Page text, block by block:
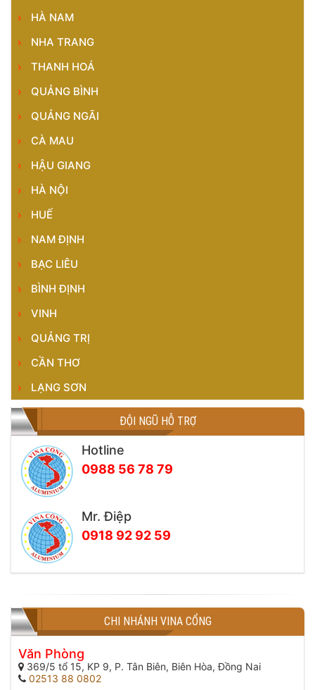
HÀ NAM
NHA TRANG
THANH HOÁ
QUẢNG BÌNH
QUẢNG NGÃI
CÀ MAU
HẬU GIANG
HÀ NỘI
HUẾ
NAM ĐỊNH
BẠC LIÊU
BÌNH ĐỊNH
VINH
QUẢNG TRỊ
CẦN THƠ
LẠNG SƠN
ĐỘI NGŨ HỖ TRỢ
Hotline
0988 56 78 79
Mr. Điệp
0918 92 92 59
CHI NHÁNH VINA CỔNG
Văn Phòng
369/5 tổ 15, KP 9, P. Tân Biên, Biên Hòa, Đồng Nai
02513 88 0802